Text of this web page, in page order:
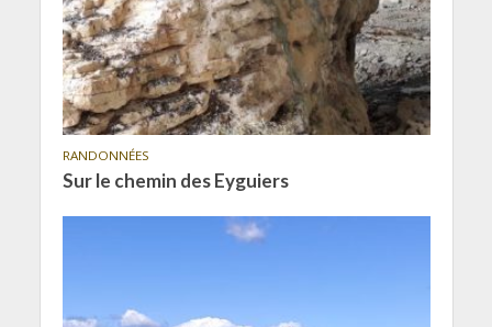
RANDONNÉES
Sur le chemin des Eyguiers